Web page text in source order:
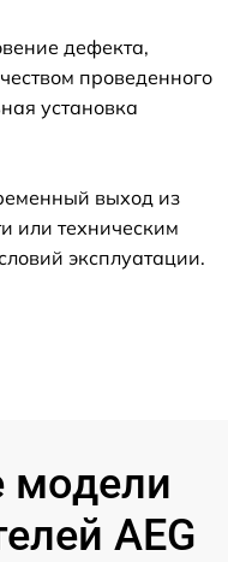
дефекта,
проведенного
установка
выход из
или техническим
эксплуатации.
модели
AEG